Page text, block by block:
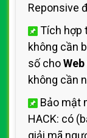
Reponsive
Tích hợp
không cần
số cho
không cần
Bảo mật
HACK: có
giải mã